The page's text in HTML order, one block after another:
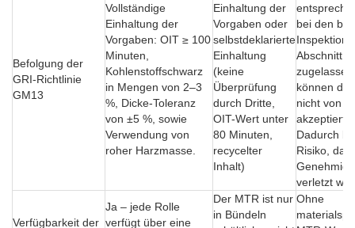
Befolgung der
GRI-Richtlinie
GM13
Vollständige
Einhaltung der
Vorgaben: OIT ≥ 100
Minuten,
Kohlenstoffschwarz
in Mengen von 2–3
%, Dicke-Toleranz
von ±5 %, sowie
Verwendung von
roher Harzmasse.
Einhaltung der
Vorgaben oder
selbstdeklarierte
Einhaltung
(keine
Überprüfung
durch Dritte,
OIT-Wert unter
80 Minuten,
recycelter
Inhalt)
bei den
Abschnitt
können
nicht von
akzeptiert
Dadurch
Risiko,
verletzt
Verfügbarkeit der
Ja – jede Rolle
verfügt über eine
Der MTR ist nur
in Bündeln
Ohne